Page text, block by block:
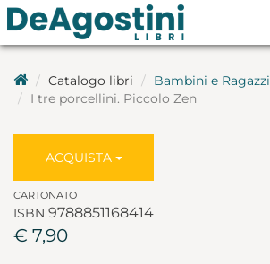
Catalogo libri
Bambini e Ragazzi
I tre porcellini. Piccolo Zen
ACQUISTA
CARTONATO
ISBN 9788851168414
€ 7,90